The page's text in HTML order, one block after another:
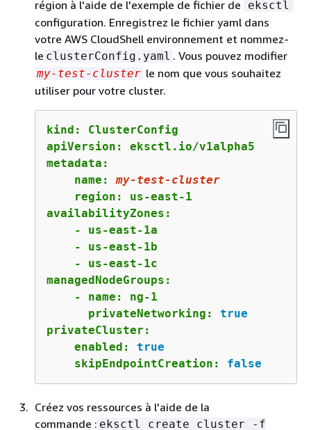
région à l'aide de l'exemple de fichier de eksctl
configuration. Enregistrez le fichier yaml dans
votre AWS CloudShell environnement et nommez-
le clusterConfig.yaml . Vous pouvez modifier
my-test-cluster le nom que vous souhaitez
utiliser pour votre cluster.
kind: ClusterConfig
apiVersion: eksctl.io/v1alpha5
metadata:
    name:
my-test-cluster
    region: us-east-1
availabilityZones:
    - us-east-1a
    - us-east-1b
    - us-east-1c
managedNodeGroups:
    - name: ng-1
      privateNetworking:
true
privateCluster:
    enabled:
true
    skipEndpointCreation:
false
Créez vos ressources à l'aide de la
commande : eksctl create cluster -f